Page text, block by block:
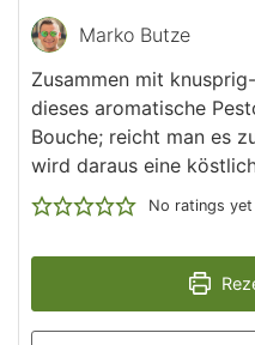
Marko Butze
Zusammen mit
dieses aromatische
Bouche; reicht man es
wird daraus eine
No ratings yet